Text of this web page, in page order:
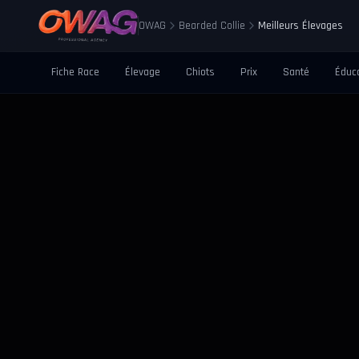
OWAG Bearded Collie Meilleurs Élevages
Fiche Race Élevage Chiots Prix Santé